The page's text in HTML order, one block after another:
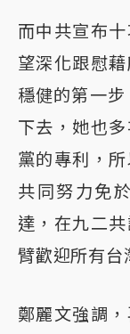
而中共宣布
望深化跟慰
穩健的第一
下去，她也
黨的專利，
共同努力免
達，在九二
臂歡迎所有台
鄭麗文強調